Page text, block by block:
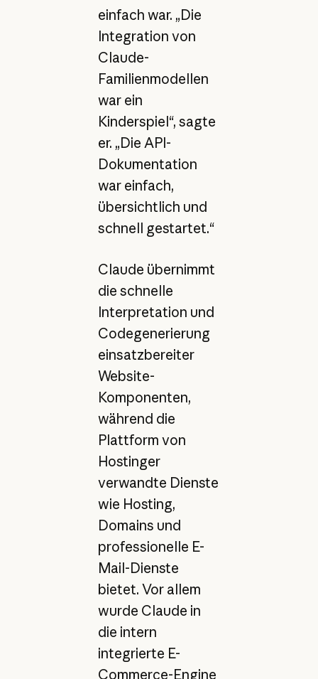
einfach war. „Die
Integration von
Claude-
Familienmodellen
war ein
Kinderspiel“, sagte
er. „Die API-
Dokumentation
war einfach,
übersichtlich und
schnell gestartet.“
Claude übernimmt
die schnelle
Interpretation und
Codegenerierung
einsatzbereiter
Website-
Komponenten,
während die
Plattform von
Hostinger
verwandte Dienste
wie Hosting,
Domains und
professionelle E-
Mail-Dienste
bietet. Vor allem
wurde Claude in
die intern
integrierte E-
Commerce-Engine